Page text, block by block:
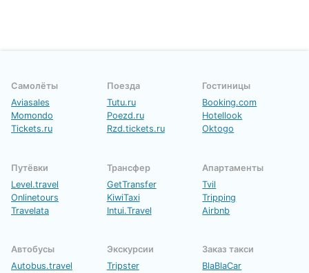
Самолёты
Aviasales
Momondo
Tickets.ru
Поезда
Tutu.ru
Poezd.ru
Rzd.tickets.ru
Гостиницы
Booking.com
Hotellook
Oktogo
Путёвки
Level.travel
Onlinetours
Travelata
Трансфер
GetTransfer
KiwiTaxi
Intui.Travel
Апартаменты
Tvil
Tripping
Airbnb
Автобусы
Autobus.travel
Экскурсии
Tripster
Заказ такси
BlaBlaCar